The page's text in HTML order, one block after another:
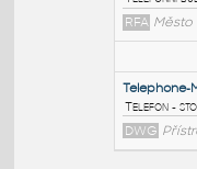
Telef-
RFA